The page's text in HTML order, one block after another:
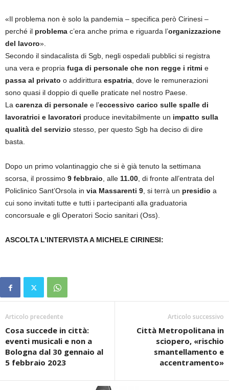
«Il problema non è solo la pandemia – specifica però Cirinesi –
perché il problema c’era anche prima e riguarda l’organizzazione
del lavoro».
Secondo il sindacalista di Sgb, negli ospedali pubblici si registra
una vera e propria fuga di personale che non regge i ritmi e
passa al privato o addirittura espatria, dove le remunerazioni
sono quasi il doppio di quelle praticate nel nostro Paese.
La carenza di personale e l’eccessivo carico sulle spalle di
lavoratrici e lavoratori produce inevitabilmente un impatto sulla
qualità del servizio stesso, per questo Sgb ha deciso di dire
basta.
Dopo un primo volantinaggio che si è già tenuto la settimana
scorsa, il prossimo 9 febbraio, alle 11.00, di fronte all’entrata del
Policlinico Sant’Orsola in via Massarenti 9, si terrà un presidio a
cui sono invitati tutte e tutti i partecipanti alla graduatoria
concorsuale e gli Operatori Socio sanitari (Oss).
ASCOLTA L’INTERVISTA A MICHELE CIRINESI:
Articolo precedente
Cosa succede in città:
eventi musicali e non a
Bologna dal 30 gennaio al
5 febbraio 2023
Articolo successivo
Città Metropolitana in
sciopero, «rischio
smantellamento e
accentramento»